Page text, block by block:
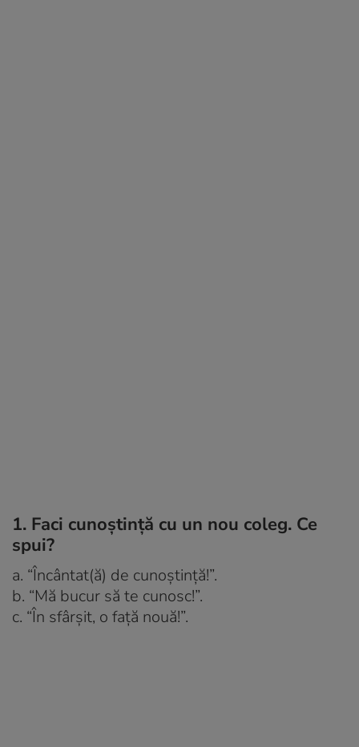
1. Faci cunoştinţă cu un nou coleg. Ce
spui?
a. “Încântat(ă) de cunoştinţă!”.
b. “Mă bucur să te cunosc!”.
c. “În sfârşit, o faţă nouă!”.